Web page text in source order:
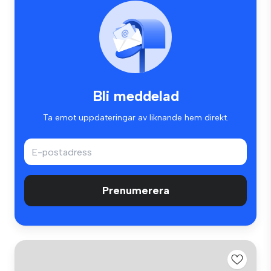
Bli meddelad
Ta emot uppdateringar av liknande hem direkt.
Prenumerera